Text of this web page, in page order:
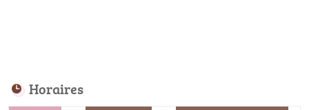
Horaires